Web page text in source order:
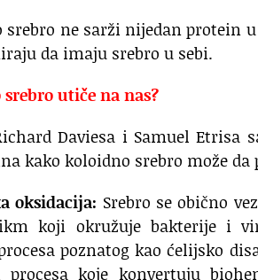
srebro ne sarži nijedan protein
da imaju srebro u sebi.
utiče na nas?
Daviesa i Samuel Etrisa
kako koloidno srebro može da
oksidacija: Srebro se obično
koji okružuje bakterije i
poznatog kao ćelijsko
procesa koje konvertuju